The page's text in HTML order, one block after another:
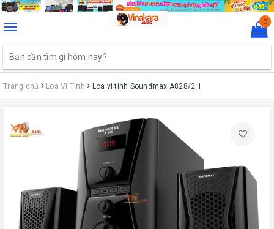
Toggle
0
Trang chủ Loa Vi Tính Loa vi tính Soundmax A828/2.1